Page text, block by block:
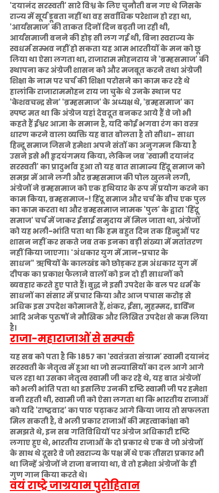
'दयानंद सरस्वती' सारे विश्व के लिए चुनौती बन गए थे जिसके
राज्य में सूर्य डूबता नहीं था वह सर्वाधिक परेशान हो रहा था,
'आर्यसमाज' की ताकत दिनों दिन बढ़ती जा रही थी,
आर्यसमाजी बनने की होड़ सी लग गई थी, बिना स्वराज्य के
स्वधर्म सम्भव नहीं हो सकता यह आम भारतीयों के मन को छू
लिया था ऐसा लगता था, राजाराम मोहनराय ने 'ब्रम्हसमाज' की
स्थापना कर अंग्रेजी शासन को और मजबूत करने तथा अंग्रेजी
शिक्षा के नाम पर चर्च की शिक्षा परोसने का काम कर रहे थे
हालांकि राजाराममोहन राय जा चुके थे उनके स्थान पर
'केशवचन्द्र सेन' 'ब्रम्हसमाज' के अध्यक्ष थे, 'ब्रम्हसमाज' का
स्पष्ट मत था कि अंग्रेज यहां देवदूत बनकर आये हैं वे जो भी
कहते हैं ईश्वर आज्ञा के समान है, यदि कोई भगवा रंग का वस्त्र
धारण करने वाला व्यक्ति यह बात बोलता है तो सीधा- साधा
हिन्दू समाज जिसने हमेशा अपने संतों का अनुगमन किया है
उसने इसे भी हृदयंगमय किया, लेकिन जब 'स्वामी दयानंद
सरस्वती' का प्रादुर्भाव हुआ तो यह बात सामान्य हिंदू समाज को
समझ में आने लगी और ब्रम्हसमाज की पोल खुलने लगी,
अंग्रेजों ने ब्रम्हसमाज को एक हथियार के रूप में प्रयोग करने का
काम किया, ब्रम्हसमाज-! हिंदू समाज और चर्च के बीच एक पुल
का काम करता था और ब्रम्हसमाज नामक 'पुल' के द्वारा 'हिंदू
समाज' चर्च में जाकर ईसाई समुदाय में मिल जाता था, अंग्रेजों
को यह भली-भांति पता था कि हम बहुत दिन तक हिन्दुओं पर
शासन नहीं कर सकते जब तक इनका बड़ी संख्या में मतांतरण
नहीं किया जाएगा।"अंधकार युग में ज्ञान-प्रचार के
साधन" ऋषियों के कालखंड को छोड़कर हम अंधकार युग में
दीपक का प्रकाश फैलाने वालों को इन दो ही साधनों को
ब्यवहार करते हुए पाते हैं। बुद्ध ने इसी उपदेश के बल पर धर्म के
साधनों का संसार में प्रचार किया और आज पचास करोड़ से
अधिक इस उपदेश कोमानते हैं, शंकर, ईसा, मुहम्मद, डार्विन
आदि अनेक पुरुषों ने मौखिक और लिखित उपदेश से कम लिया
है।
राजा-महाराजाओं से सम्पर्क
यह सब को पता है कि 1857 का 'स्वतंत्रता संग्राम' स्वामी दयानंद
सरस्वती के नेतृत्व में हुआ था जो सन्यासियों का दल आगे आगे
चल रहा था उसका नेतृत्व स्वामी जी कर रहे थे, यह बात अंग्रेजों
को भली भांति पता था इसलिए उनकी दृष्टि स्वामी जी पर हमेशा
बनी रहती थी, स्वामी जी को ऐसा लगता था कि भारतीय राजाओं
को यदि 'राष्ट्रवाद' का पाठ पढ़ाकर आगे किया जाय तो सफलता
मिल सकती है, वे भली प्रकार राजाओं की महत्वाकांक्षा को
समझते थे, इन सब गतिविधियों पर अंग्रेज अधिकारी दृष्टि
लगाए हुए थे, भारतीय राजाओं के दो प्रकार थे एक वे जो अंग्रेजों
के साथ थे दूसरे वे जो स्वराज्य के पक्ष में थे एक तीसरा प्रकार भी
था जिन्हें अंग्रेजों ने राजा बनाया था, वे तो हमेशा अंग्रेजों के ही
गुण गान किया करते थे।
वयं राष्ट्रे जाग्रयाम पुरोहितान